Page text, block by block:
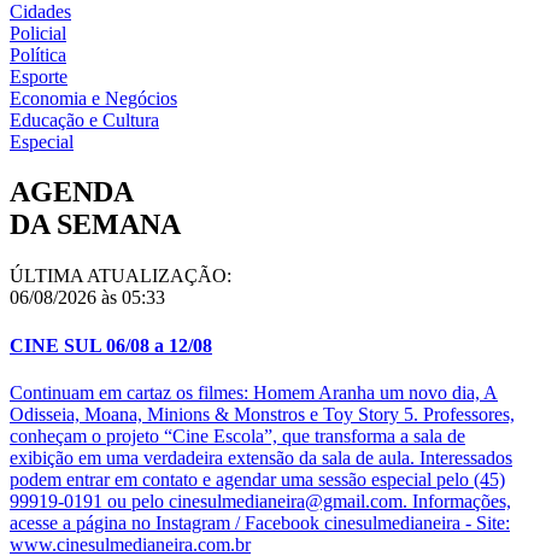
Cidades
Policial
Política
Esporte
Economia e Negócios
Educação e Cultura
Especial
AGENDA
DA SEMANA
ÚLTIMA ATUALIZAÇÃO:
06/08/2026 às 05:33
CINE SUL 06/08 a 12/08
Continuam em cartaz os filmes: Homem Aranha um novo dia, A
Odisseia, Moana, Minions & Monstros e Toy Story 5. Professores,
conheçam o projeto “Cine Escola”, que transforma a sala de
exibição em uma verdadeira extensão da sala de aula. Interessados
podem entrar em contato e agendar uma sessão especial pelo (45)
99919-0191 ou pelo cinesulmedianeira@gmail.com. Informações,
acesse a página no Instagram / Facebook cinesulmedianeira - Site:
www.cinesulmedianeira.com.br